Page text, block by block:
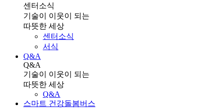
센터소식
기술이 이웃이 되는
따뜻한 세상
센터소식
서식
Q&A
Q&A
기술이 이웃이 되는
따뜻한 세상
Q&A
스마트 건강돌봄버스